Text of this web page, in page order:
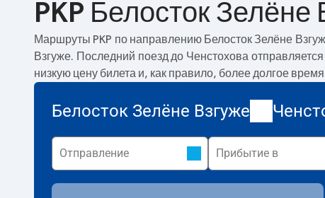
PKP Белосток
Маршруты PKP по направлению Белосток Зелёне
Взгуже. Последний поезд до Ченстохова
низкую цену билета и, как правило, более долгое
Белосток Зелёне Взгуже